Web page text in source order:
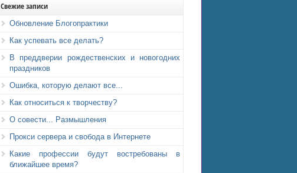
Свежие записи
Обновление Блогопрактики
Как успевать все делать?
В преддверии рождественских и новогодних
праздников
Ошибка, которую делают все...
Как относиться к творчеству?
О совести... Размышления
Прокси сервера и свобода в Интернете
Какие профессии будут востребованы в
ближайшее время?